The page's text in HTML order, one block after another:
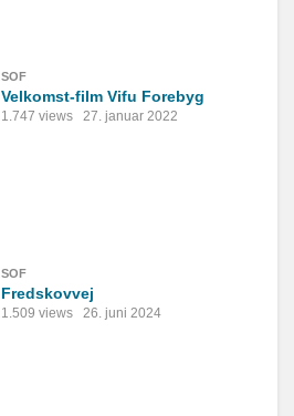
SOF
Velkomst-film Vifu Forebyg
1.747 views 27. januar 2022
SOF
Fredskovvej
1.509 views 26. juni 2024